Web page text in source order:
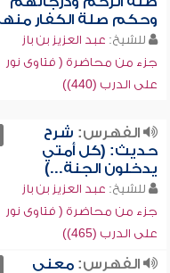
وحكم صلة الكفار
للشيخ: عبد العزيز بن باز
جزء من محاضرة ( فتاوى نور
على الدرب (440))
الفهرس: شرح
حديث: (كل أمتي
يدخلون الجنة...)
للشيخ: عبد العزيز بن باز
جزء من محاضرة ( فتاوى نور
على الدرب (465))
الفهرس:معنى